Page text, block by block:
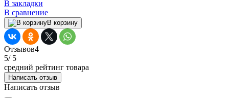
В закладки
В сравнение
В корзину
Отзывов4
5/ 5
средний рейтинг товара
Написать отзыв
Написать отзыв